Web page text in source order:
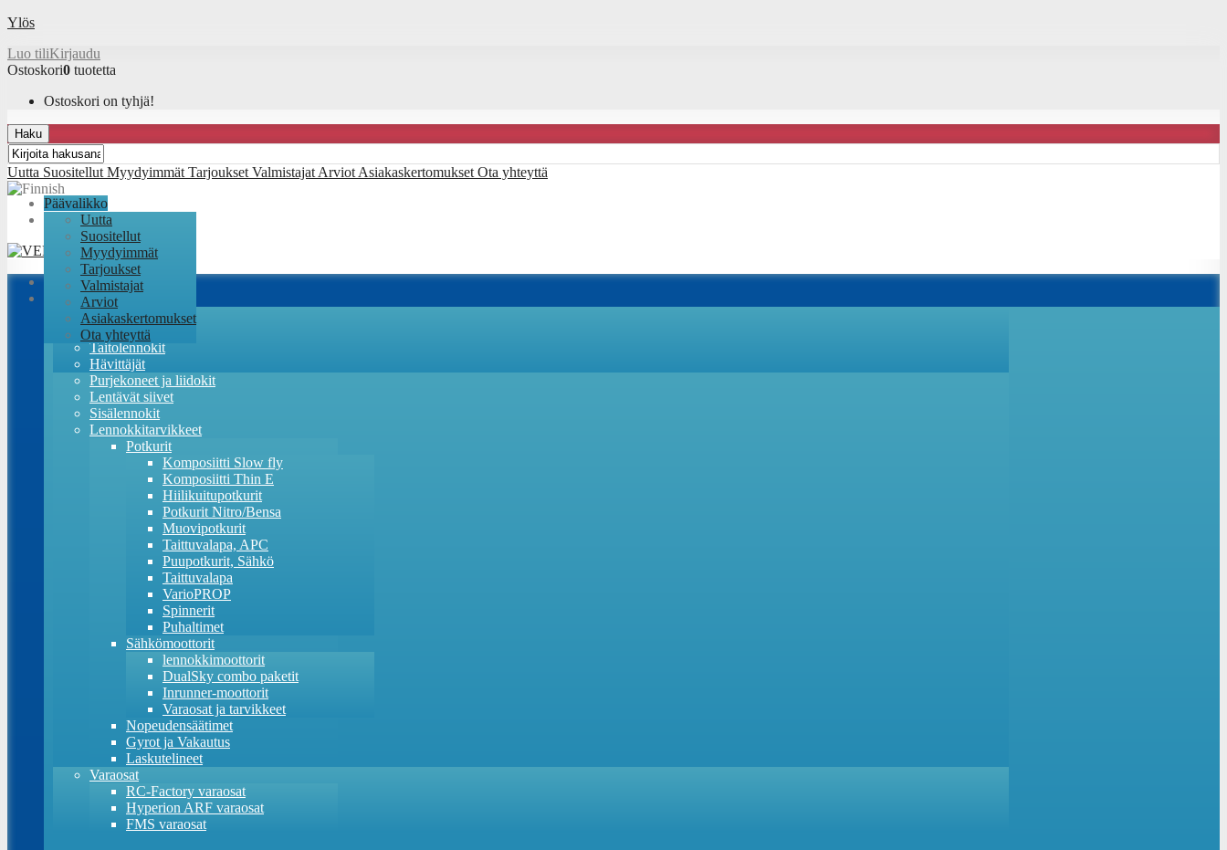
Ylös
Luo tiliKirjaudu
Ostoskori0 tuotetta
Ostoskori on tyhjä!
Haku
Uutta Suositellut Myydyimmät Tarjoukset Valmistajat Arviot Asiakaskertomukset Ota yhteyttä
Päävalikko
Uutta
Suositellut
Myydyimmät
Tarjoukset
Valmistajat
Arviot
Asiakaskertomukset
Ota yhteyttä
Lennokit
RC-Factory sarjat
Trainerit
Taitolennokit
Hävittäjät
Purjekoneet ja liidokit
Lentävät siivet
Sisälennokit
Lennokkitarvikkeet
Potkurit
Komposiitti Slow fly
Komposiitti Thin E
Hiilikuitupotkurit
Potkurit Nitro/Bensa
Muovipotkurit
Taittuvalapa, APC
Puupotkurit, Sähkö
Taittuvalapa
VarioPROP
Spinnerit
Puhaltimet
Sähkömoottorit
lennokkimoottorit
DualSky combo paketit
Inrunner-moottorit
Varaosat ja tarvikkeet
Nopeudensäätimet
Gyrot ja Vakautus
Laskutelineet
Varaosat
RC-Factory varaosat
Hyperion ARF varaosat
FMS varaosat